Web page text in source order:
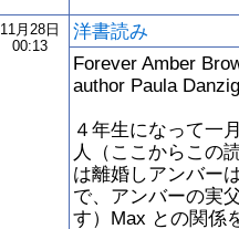
11月28日
00:13
洋書読み
Forever Amber
author Paula
４年生になって一
人（ここからこの
は離婚しアンバー
で、アンバーの実
す）Max との関係